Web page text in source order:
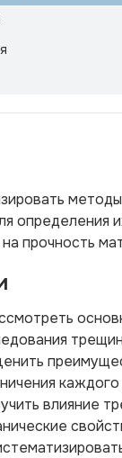
определения
на прочность
влияние